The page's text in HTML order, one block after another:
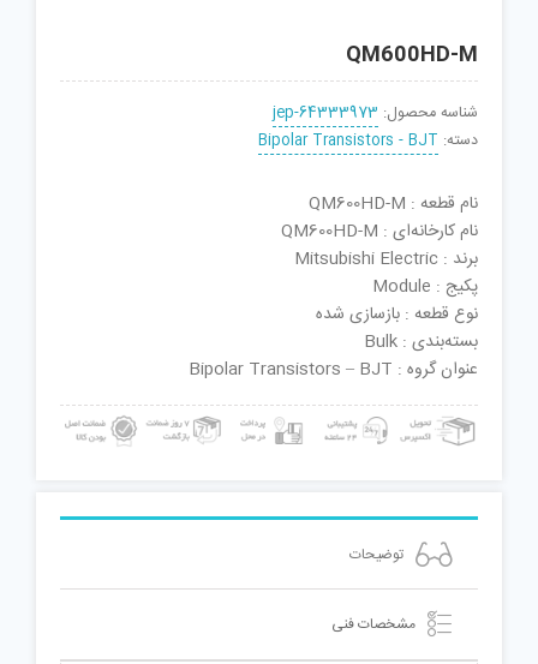
QM600HD-M
شناسه محصول: jep-64333973
دسته: Bipolar Transistors - BJT
نام قطعه : QM600HD-M
نام کارخانه‌ای : QM600HD-M
برند : Mitsubishi Electric
پکیج : Module
نوع قطعه : بازسازی شده
بسته‌بندی : Bulk
عنوان گروه : Bipolar Transistors – BJT
توضیحات
مشخصات فنی